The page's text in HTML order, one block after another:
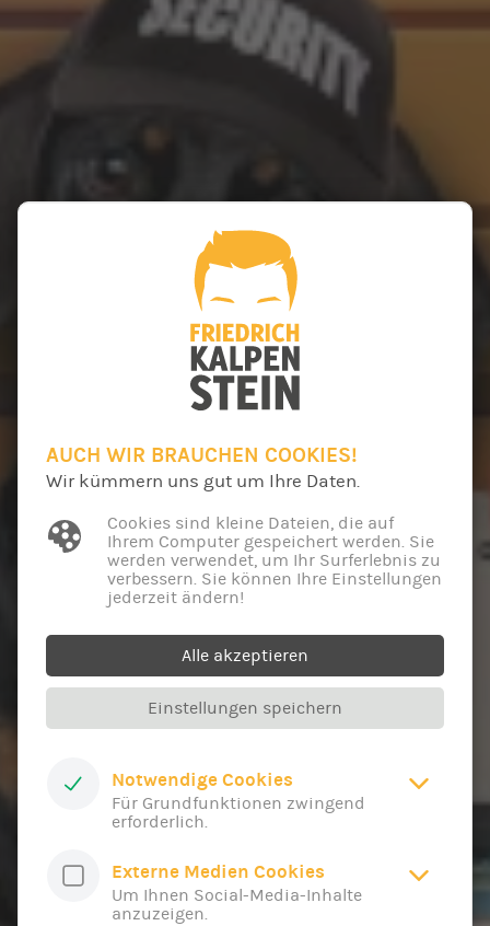
AUCH WIR BRAUCHEN COOKIES!
Wir kümmern uns gut um Ihre Daten.
Cookies sind kleine Dateien, die auf
Ihrem Computer gespeichert werden. Sie
werden verwendet, um Ihr Surferlebnis zu
verbessern. Sie können Ihre Einstellungen
jederzeit ändern!
Alle akzeptieren
Einstellungen speichern
Notwendige Cookies
Für Grundfunktionen zwingend
erforderlich.
Externe Medien Cookies
Um Ihnen Social-Media-Inhalte
anzuzeigen.